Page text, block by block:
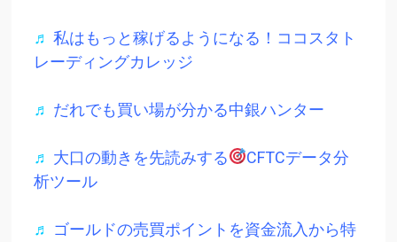
♬ 私はもっと稼げるようになる！ココスタト
レーディングカレッジ
♬ だれでも買い場が分かる中銀ハンター
♬ 大口の動きを先読みする
CFTCデータ分
析ツール
♬ ゴールドの売買ポイントを資金流入から特